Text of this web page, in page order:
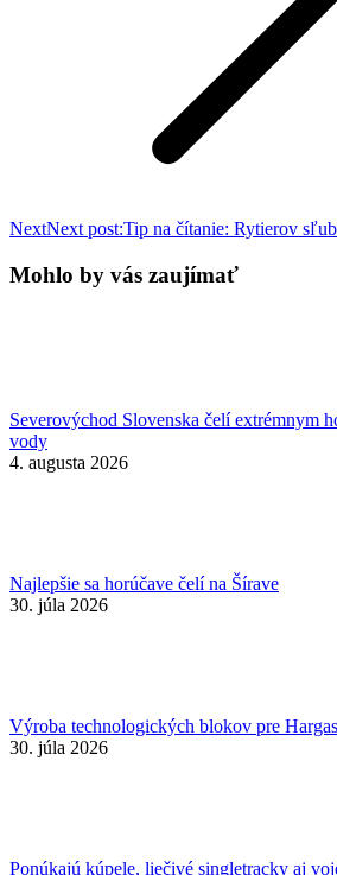
NextNext post:Tip na čítanie: Rytierov sľub
Mohlo by vás zaujímať
Severovýchod Slovenska čelí extrémnym
vody
4. augusta 2026
Najlepšie sa horúčave čelí na Šírave
30. júla 2026
Výroba technologických blokov pre
30. júla 2026
Ponúkajú kúpele, liečivé singletracky aj